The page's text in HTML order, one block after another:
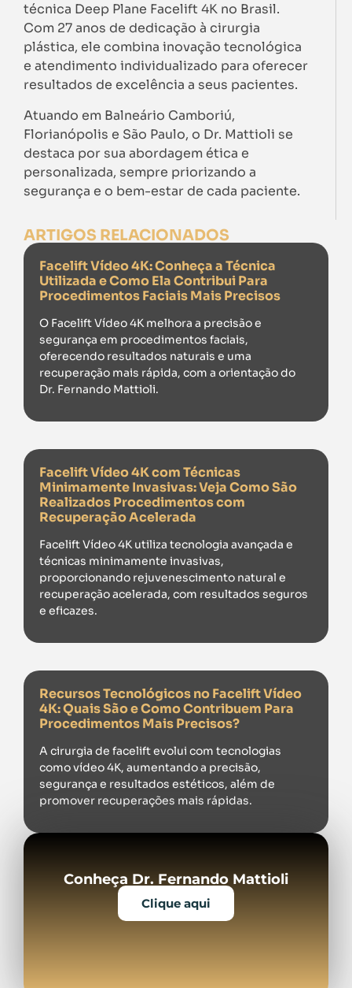
técnica Deep Plane Facelift 4K no Brasil.
Com 27 anos de dedicação à cirurgia
plástica, ele combina inovação tecnológica
e atendimento individualizado para oferecer
resultados de excelência a seus pacientes.
Atuando em Balneário Camboriú,
Florianópolis e São Paulo, o Dr. Mattioli se
destaca por sua abordagem ética e
personalizada, sempre priorizando a
segurança e o bem-estar de cada paciente.
ARTIGOS RELACIONADOS
Facelift Vídeo 4K: Conheça a Técnica
Utilizada e Como Ela Contribui Para
Procedimentos Faciais Mais Precisos
O Facelift Vídeo 4K melhora a precisão e
segurança em procedimentos faciais,
oferecendo resultados naturais e uma
recuperação mais rápida, com a orientação do
Dr. Fernando Mattioli.
Facelift Vídeo 4K com Técnicas
Minimamente Invasivas: Veja Como São
Realizados Procedimentos com
Recuperação Acelerada
Facelift Vídeo 4K utiliza tecnologia avançada e
técnicas minimamente invasivas,
proporcionando rejuvenescimento natural e
recuperação acelerada, com resultados seguros
e eficazes.
Recursos Tecnológicos no Facelift Vídeo
4K: Quais São e Como Contribuem Para
Procedimentos Mais Precisos?
A cirurgia de facelift evolui com tecnologias
como vídeo 4K, aumentando a precisão,
segurança e resultados estéticos, além de
promover recuperações mais rápidas.
Conheça Dr. Fernando Mattioli
Clique aqui